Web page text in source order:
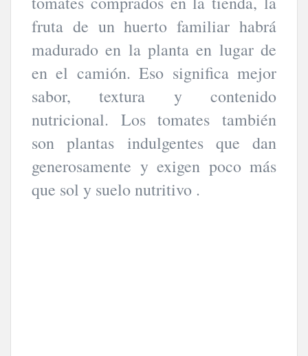
fruta de un huerto familiar habrá
madurado en la planta en lugar de
en el camión. Eso significa mejor
sabor, textura y contenido
nutricional. Los tomates también
son plantas indulgentes que dan
generosamente y exigen poco más
que sol y suelo nutritivo .